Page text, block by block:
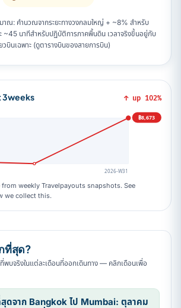
มาณ: คำนวณจากระยะทางวงกลมใหญ่ + ~8% สำหรับ
~45 นาทีสำหรับปฏิบัติการภาคพื้นดิน เวลาจริงขึ้นอยู่กับ
วบินเฉพาะ (ดูตารางบินของสายการบิน)
3weeks ↑ up 102%
฿8,673
2026-W31
weekly Travelpayouts snapshots. See
we collect this.
ที่สุด?
พบจริงในแต่ละเดือนที่ออกเดินทาง — คลิกเดือนเพื่อ
ดจาก Bangkok ไป Mumbai: ตุลาคม